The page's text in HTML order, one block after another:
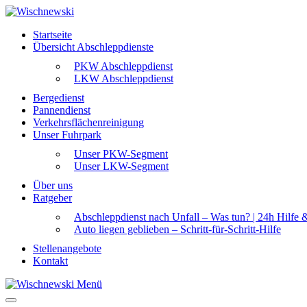
Startseite
Übersicht Abschleppdienste
PKW Abschleppdienst
LKW Abschleppdienst
Bergedienst
Pannendienst
Verkehrsflächenreinigung
Unser Fuhrpark
Unser PKW-Segment
Unser LKW-Segment
Über uns
Ratgeber
Abschleppdienst nach Unfall – Was tun? | 24h Hilfe
Auto liegen geblieben – Schritt-für-Schritt-Hilfe
Stellenangebote
Kontakt
Menü